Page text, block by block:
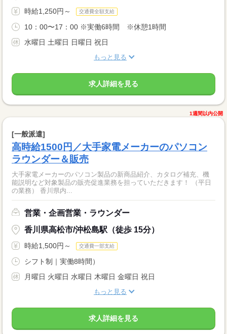
時給1,250円～ 交通費全額支給
10：00〜17：00 ※実働6時間 ※休憩1時間
水曜日 土曜日 日曜日 祝日
もっと見る
求人詳細を見る
1週間以内公開
[一般派遣]
高時給1500円／大手家電メーカーのパソコン
ラウンダー＆販売
大手家電メーカーのパソコン製品の新商品紹介、カタログ補充、機
能説明など対象製品の販売促進業務を担っていただきます！ （平日
の業務） 香川県内...
営業・企画営業・ラウンダー
香川県高松市/沖松島駅（徒歩 15分）
時給1,500円～ 交通費一部支給
シフト制｜実働8時間）
月曜日 火曜日 水曜日 木曜日 金曜日 祝日
もっと見る
求人詳細を見る